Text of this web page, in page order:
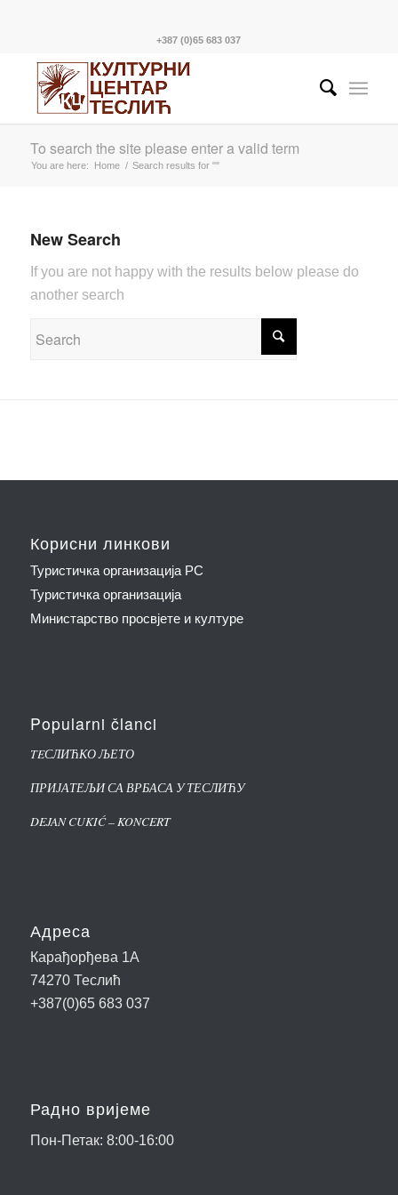
+387 (0)65 683 037
To search the site please enter a valid term
You are here: Home / Search results for ""
New Search
If you are not happy with the results below please do
another search
Корисни линкови
Туристичка организација РС
Туристичка организација
Министарство просвјете и културе
Popularni članci
TEСЛИЋКО ЉЕТО
ПРИЈАТЕЉИ СА ВРБАСА У ТЕСЛИЋУ
DEJAN CUKIĆ – KONCERT
Адреса
Карађорђева 1А
74270 Теслић
+387(0)65 683 037
Радно вријеме
Пон-Петак: 8:00-16:00